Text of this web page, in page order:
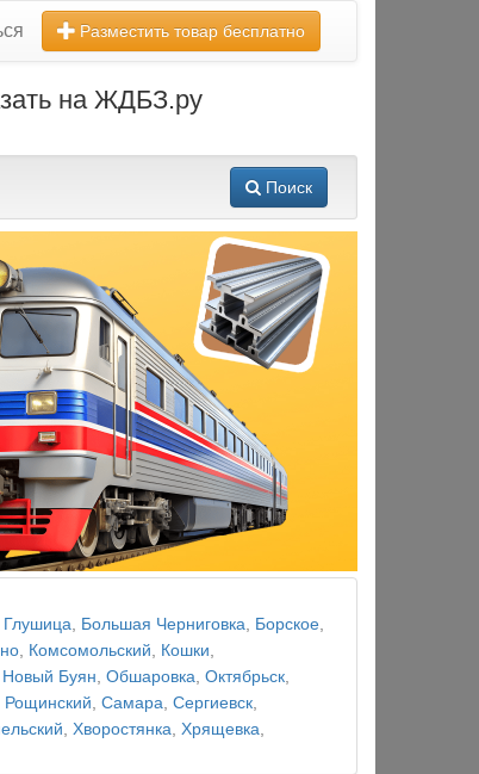
Разместить товар бесплатно
на ЖДБЗ.ру
Поиск
, Большая Черниговка, Борское,
, Комсомольский, Кошки,
Новый Буян, Обшаровка, Октябрьск,
Рощинский, Самара, Сергиевск,
, Хворостянка, Хрящевка,